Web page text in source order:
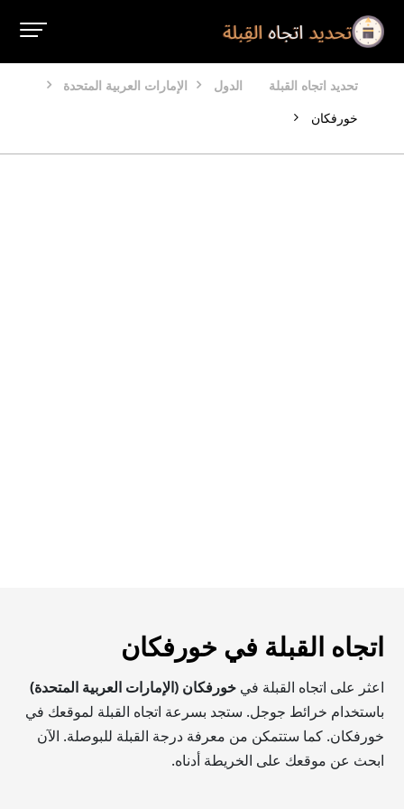
تحديد اتجاه القبلة الدول
الإمارات العربية المتحدة
خورفكان
اتجاه القبلة في خورفكان
اعثر على اتجاه القبلة فيخورفكان (الإمارات العربية المتحدة)
باستخدام خرائط جوجل. ستجد بسرعة اتجاه القبلة لموقعك في
خورفكان. كما ستتمكن من معرفة درجة القبلة للبوصلة. الآن
ابحث عن موقعك على الخريطة أدناه.